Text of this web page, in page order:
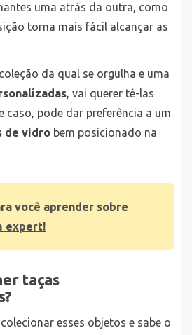
uma atrás da outra, como
torna mais fácil alcançar as
da qual se orgulha e uma
, vai querer tê-las
caso, pode dar preferência a um
de vidro bem posicionado na
você aprender sobre
expert!
taças
esses objetos e sabe o